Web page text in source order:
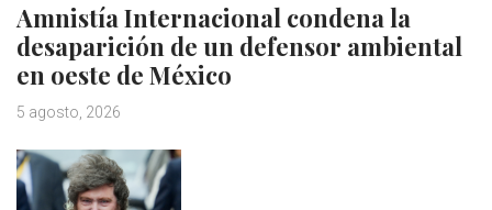
Amnistía Internacional condena la
desaparición de un defensor ambiental
en oeste de México
5 agosto, 2026